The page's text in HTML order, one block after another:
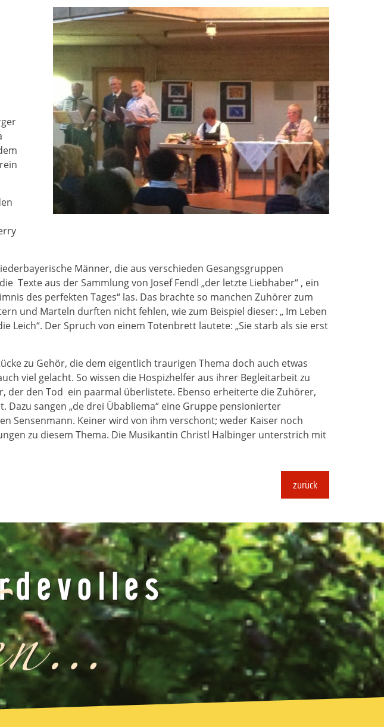
Männer, die aus verschieden Gesangsgruppen
aus der Sammlung von Josef Fendl „der letzte Liebhaber“ , ein
des perfekten Tages“ las. Das brachte so manchen Zuhörer zum
und Marteln durften nicht fehlen, wie zum Beispiel dieser: „ Im Leben
Leich“. Der Spruch von einem Totenbrett lautete: „Sie starb als sie erst
zu Gehör, die dem eigentlich traurigen Thema doch auch etwas
viel gelacht. So wissen die Hospizhelfer aus ihrer Begleitarbeit zu
der den Tod ein paarmal überlistete. Ebenso erheiterte die Zuhörer,
sangen „de drei Übabliema“ eine Gruppe pensionierter
Sensenmann. Keiner wird von ihm verschont; weder Kaiser noch
zu diesem Thema. Die Musikantin Christl Halbinger unterstrich mit
zurück